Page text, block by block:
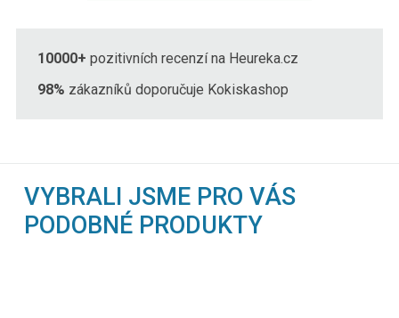
10000+ pozitivních recenzí na Heureka.cz
98% zákazníků doporučuje Kokiskashop
VYBRALI JSME PRO VÁS
PODOBNÉ PRODUKTY